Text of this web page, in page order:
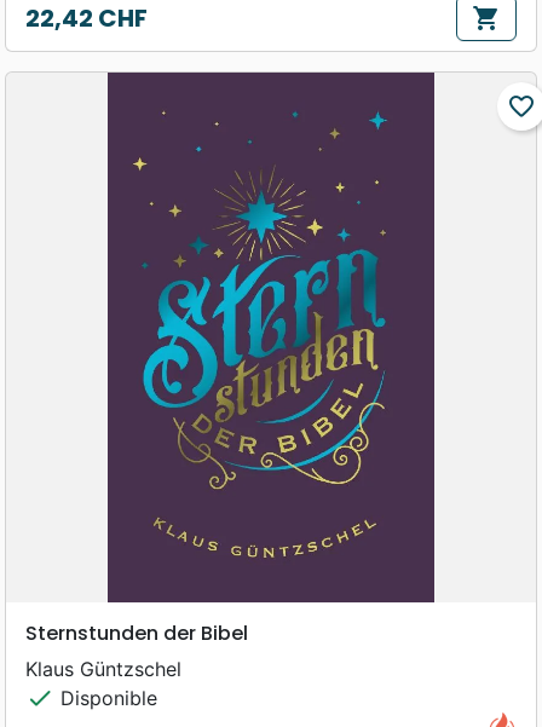
Prix
22,42 CHF shopping_cart
favorite_border
Sternstunden der Bibel
Klaus Güntzschel
check Disponible